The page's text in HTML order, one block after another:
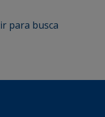
ir para busca